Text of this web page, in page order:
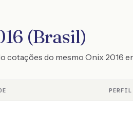
(Brasil)
cotações do mesmo Onix 2016
PERFIL